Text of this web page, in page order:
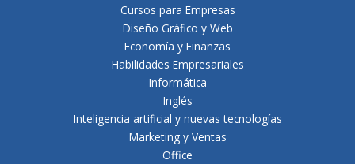
Cursos para Empresas
Diseño Gráfico y Web
Economía y Finanzas
Habilidades Empresariales
Informática
Inglés
Inteligencia artificial y nuevas tecnologías
Marketing y Ventas
Office